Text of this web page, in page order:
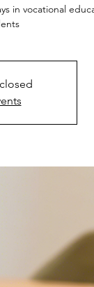
in vocational